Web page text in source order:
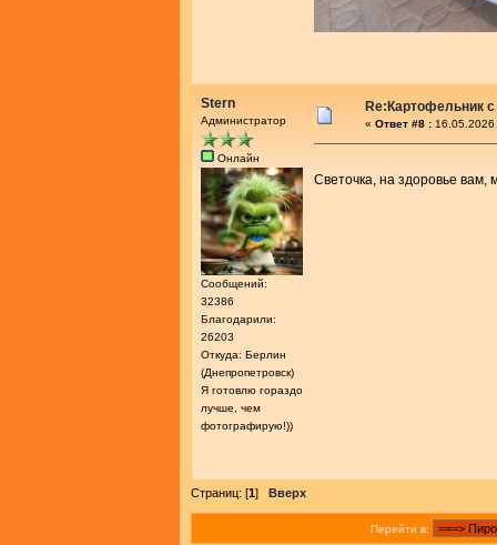
Stern
Администратор
Онлайн
Сообщений:
32386
Благодарили:
26203
Откуда: Берлин
(Днепропетровск)
Я готовлю гораздо
лучше, чем
фотографирую!))
Re:Картофельник
« Ответ #8 :
Светочка, на здоровье вам,
Страниц: [1] Вверх
Перейти в: